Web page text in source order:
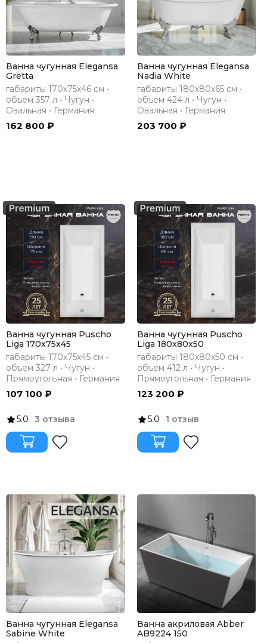
Ванна чугунная Elegansa
Gretta
габариты 170х75х46 см •
объем 357 л • Чугун •
Овальная • Германия
162 800 ₽
Ванна чугунная Elegansa
Nadia White
габариты 180х80х65 см •
объем 424 л • Чугун •
Овальная • Германия
203 700 ₽
Ванна чугунная Puscho
Liga 170x75x45
габариты 170х75х45 см •
объем 327 л • Чугун •
Прямоугольная • Германия
107 100 ₽
5.0 3 отзыва
Ванна чугунная Puscho
Liga 180x80x50
габариты 180х80х50 см •
объем 412 л • Чугун •
Прямоугольная • Германия
123 200 ₽
5.0 1 отзыв
Ванна чугунная Elegansa
Sabine White
Ванна акриловая Abber
AB9224 150